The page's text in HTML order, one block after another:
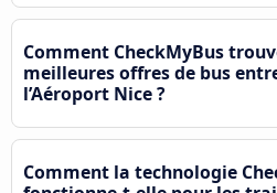
Comment CheckMyBus
meilleures offres de bus
l’Aéroport Nice ?
Comment la technologie